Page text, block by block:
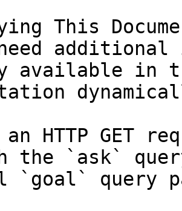
This
available in
an HTTP GET
the `ask`
`goal` query